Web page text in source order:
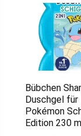
Bübchen
Duschgel für
Pokémon
Edition 230 ml